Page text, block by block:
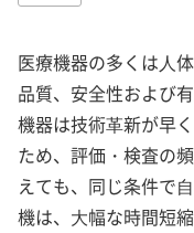
医療機器の多くは⼈
品質、安全性および
機器は技術⾰新が早
ため、評価・検査の
えても、同じ条件で
機は、⼤幅な時間短